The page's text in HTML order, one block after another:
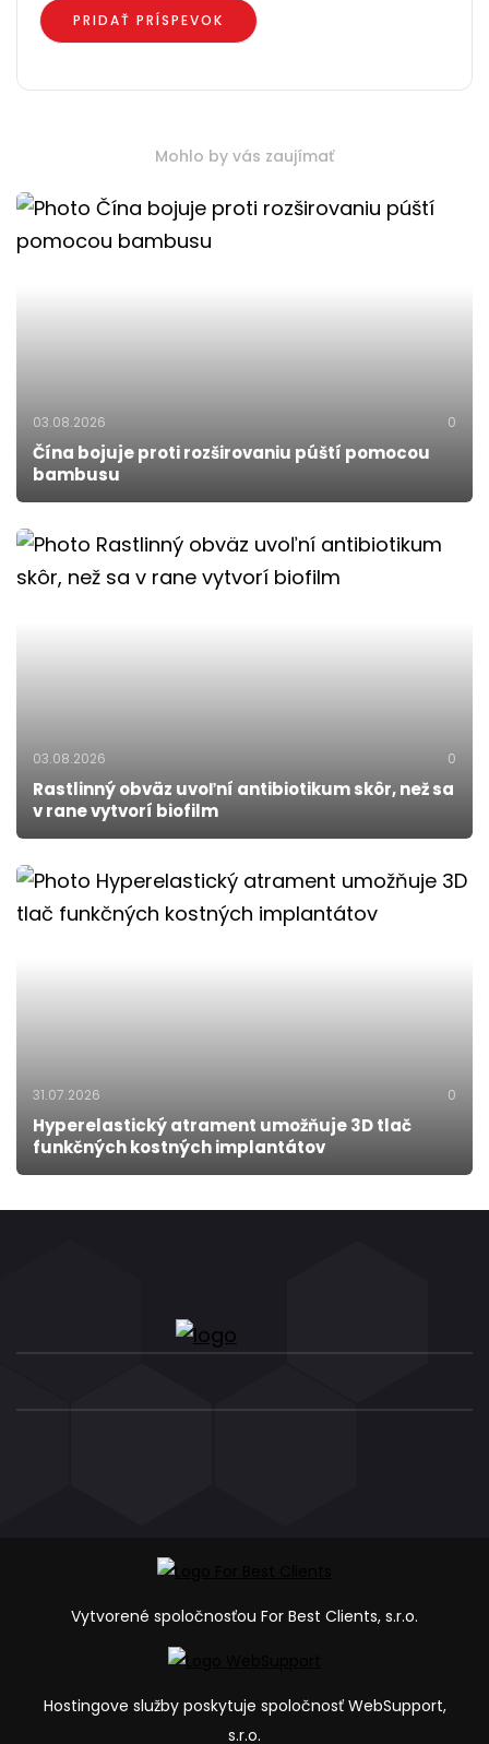
Mohlo by vás zaujímať
03.08.2026 0
Čína bojuje proti rozširovaniu púští pomocou
bambusu
03.08.2026 0
Rastlinný obväz uvoľní antibiotikum skôr, než sa
v rane vytvorí biofilm
31.07.2026 0
Hyperelastický atrament umožňuje 3D tlač
funkčných kostných implantátov
Vytvorené spoločnosťou For Best Clients, s.r.o.
Hostingove služby poskytuje spoločnosť WebSupport,
s.r.o.